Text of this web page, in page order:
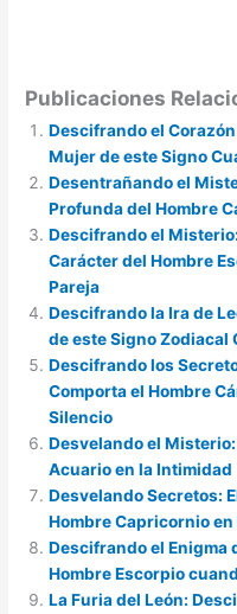
Publicaciones
Descifrando el
Mujer de este Signo
Desentrañando el
Profunda del Hombre
Descifrando el
Carácter del Hombre
Pareja
Descifrando la Ira de
de este Signo Zodiacal
Descifrando los
Comporta el Hombre
Silencio
Desvelando el
Acuario en la Intimidad
Desvelando Secretos:
Hombre Capricornio en
Descifrando el Enigma
Hombre Escorpio
La Furia del León: